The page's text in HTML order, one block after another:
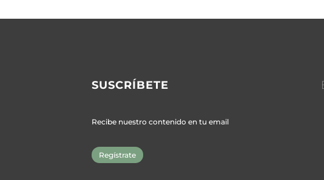
SUSCRÍBETE
Recibe nuestro contenido en tu email
Regístrate